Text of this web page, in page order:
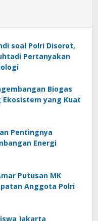
soal Polri Disorot,
Pertanyakan
Biogas
Ekosistem yang Kuat
Pentingnya
Energi
Putusan MK
Anggota Polri
Jakarta